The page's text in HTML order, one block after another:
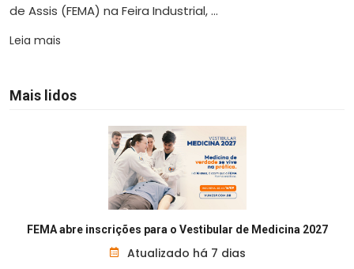
de Assis (FEMA) na Feira Industrial, ...
Leia mais
Mais lidos
FEMA abre inscrições para o Vestibular de Medicina 2027
Atualizado há 7 dias